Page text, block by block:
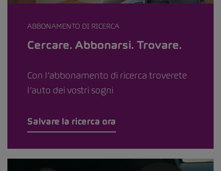
ABBONAMENTO DI RICERCA
Cercare. Abbonarsi. Trovare.
Con l’abbonamento di ricerca troverete
l’auto dei vostri sogni
Salvare la ricerca ora